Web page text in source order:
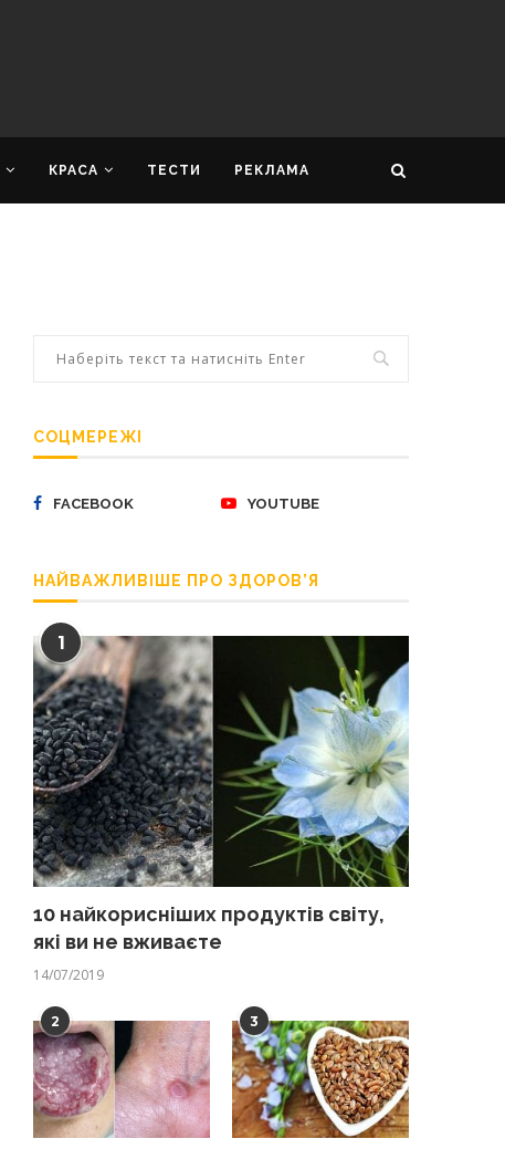
КРАСА ТЕСТИ РЕКЛАМА
СОЦМЕРЕЖІ
FACEBOOK YOUTUBE
НАЙВАЖЛИВІШЕ ПРО ЗДОРОВ’Я
1
10 найкорисніших продуктів світу,
які ви не вживаєте
14/07/2019
2 3